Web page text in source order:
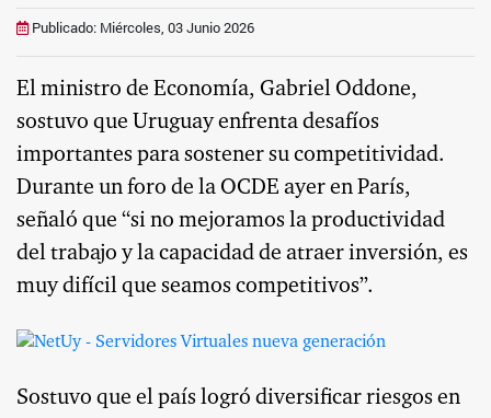
Publicado: Miércoles, 03 Junio 2026
El ministro de Economía, Gabriel Oddone,
sostuvo que Uruguay enfrenta desafíos
importantes para sostener su competitividad.
Durante un foro de la OCDE ayer en París,
señaló que “si no mejoramos la productividad
del trabajo y la capacidad de atraer inversión, es
muy difícil que seamos competitivos”.
Sostuvo que el país logró diversificar riesgos en